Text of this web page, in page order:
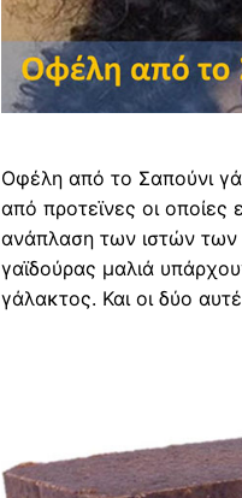
Οφέλη από το Σαπούνι
από προτεϊνες οι οποίες
ανάπλαση των ιστών των
γαϊδούρας μαλιά
γάλακτος. Και οι δύο